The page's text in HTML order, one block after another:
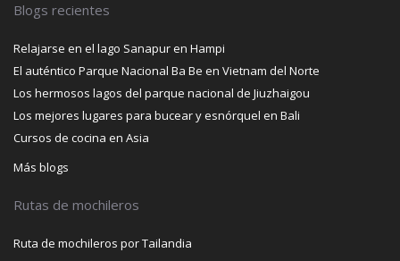
Blogs recientes
Relajarse en el lago Sanapur en Hampi
El auténtico Parque Nacional Ba Be en Vietnam del Norte
Los hermosos lagos del parque nacional de Jiuzhaigou
Los mejores lugares para bucear y esnórquel en Bali
Cursos de cocina en Asia
Más blogs
Rutas de mochileros
Ruta de mochileros por Tailandia